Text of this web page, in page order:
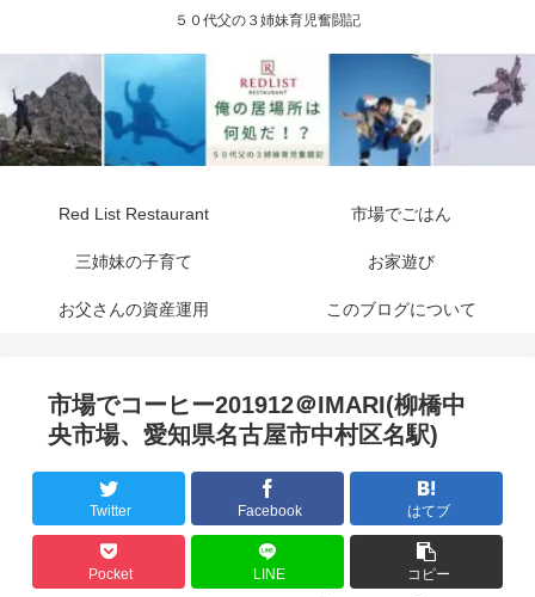
５０代父の３姉妹育児奮闘記
Red List Restaurant 市場でごはん
三姉妹の子育て お家遊び
お父さんの資産運用 このブログについて
市場でコーヒー201912＠IMARI(柳橋中
央市場、愛知県名古屋市中村区名駅)
Twitter Facebook はてブ
Pocket LINE コピー